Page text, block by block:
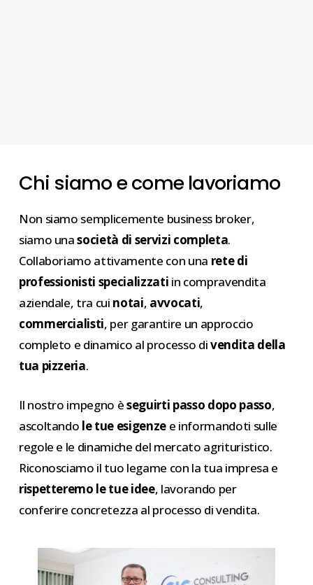
Chi siamo e come lavoriamo
Non siamo semplicemente business broker,
siamo unasocietà di servizi completa.
Collaboriamo attivamente con una rete di
professionisti specializzati in compravendita
aziendale, tra cui notai, avvocati,
commercialisti, per garantire un approccio
completo e dinamico al processo divendita della
tua pizzeria.
Il nostro impegno èseguirti passo dopo passo,
ascoltando le tue esigenze e informandoti sulle
regole e le dinamiche del mercato agrituristico.
Riconosciamo il tuo legame con la tua impresa e
rispetteremo le tue idee, lavorando per
conferire concretezza al processo di vendita.